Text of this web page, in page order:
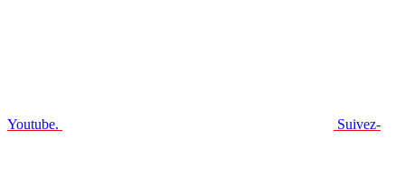
Youtube. Suivez-